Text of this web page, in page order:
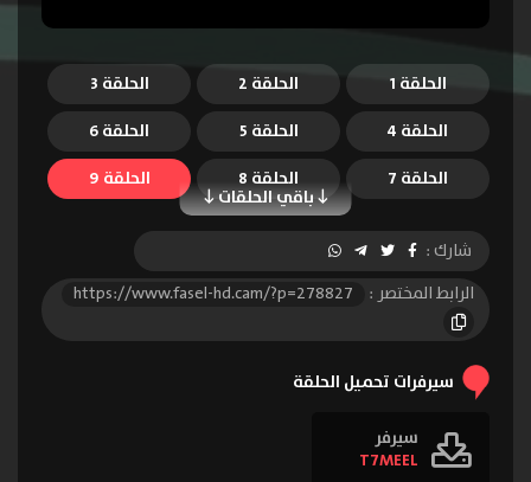
الحلقة 1 الحلقة 2
الحلقة 3
الحلقة 4
الحلقة 5 الحلقة 6
باقي الحلقات
الحلقة 7 الحلقة 8
الحلقة 9
شارك :
الرابط المختصر :
https://www.fasel-hd.cam/?p=278827
سيرفرات تحميل الحلقة
سيرفر
T7MEEL